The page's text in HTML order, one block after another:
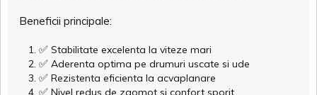
Beneficii principale:
✅ Stabilitate excelenta la viteze mari
✅ Aderenta optima pe drumuri uscate si ude
✅ Rezistenta eficienta la acvaplanare
✅ Nivel redus de zgomot si confort sporit